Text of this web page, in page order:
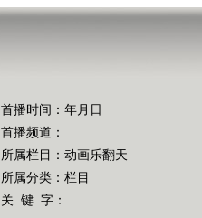
首播时间：年月日
首播频道：
所属栏目： 动画乐翻天
所属分类：栏目
关 键 字：